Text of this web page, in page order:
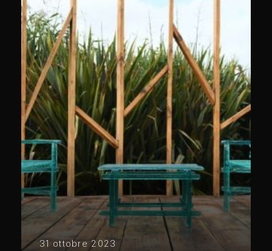
31 ottobre 2023